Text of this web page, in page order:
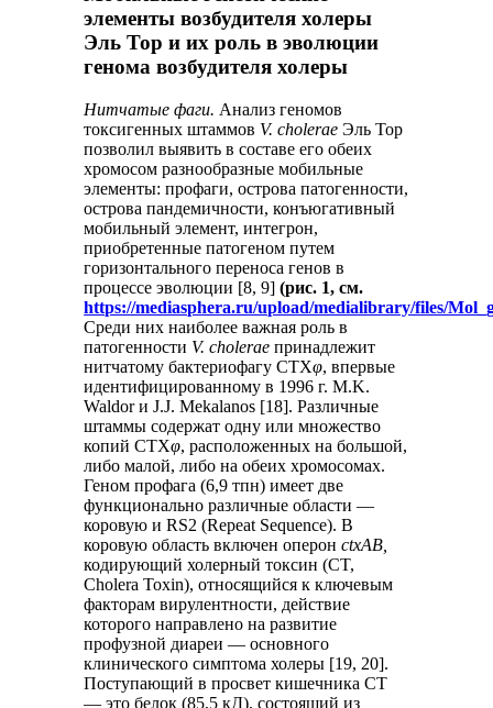
элементы возбудителя холеры
Эль Тор и их роль в эволюции
генома возбудителя холеры
Нитчатые фаги. Анализ геномов
токсигенных штаммов V. cholerae Эль Тор
позволил выявить в составе его обеих
хромосом разнообразные мобильные
элементы: профаги, острова патогенности,
острова пандемичности, конъюгативный
мобильный элемент, интегрон,
приобретенные патогеном путем
горизонтального переноса генов в
процессе эволюции [8, 9](рис. 1, см.
https://mediasphera.ru/upload/medialibrary/files/
Среди них наиболее важная роль в
патогенности V. cholerae принадлежит
нитчатому бактериофагу CTXφ, впервые
идентифицированному в 1996 г. M.K.
Waldor и J.J. Mekalanos [18]. Различные
штаммы содержат одну или множество
копий CTXφ, расположенных на большой,
либо малой, либо на обеих хромосомах.
Геном профага (6,9 тпн) имеет две
функционально различные области —
коровую и RS2 (Repeat Sequence). В
коровую область включен оперонctxAB,
кодирующий холерный токсин (CT,
Cholera Toxin), относящийся к ключевым
факторам вирулентности, действие
которого направлено на развитие
профузной диареи — основного
клинического симптома холеры [19, 20].
Поступающий в просвет кишечника CT
— это белок (85,5 кД), состоящий из